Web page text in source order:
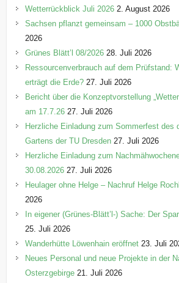
o
r
e
n
Wetterrückblick Juli 2026 2. August 2026
Sachsen pflanzt gemeinsam – 1000
2026
Grünes Blätt’l 08/2026 28. Juli 2026
Ressourcenverbrauch auf dem Prüfstand:
erträgt die Erde? 27. Juli 2026
Bericht über die Konzeptvorstellung
am 17.7.26 27. Juli 2026
Herzliche Einladung zum Sommerfest des
Gartens der TU Dresden 27. Juli 2026
Herzliche Einladung zum
30.08.2026 27. Juli 2026
Heulager ohne Helge – Nachruf Helge
2026
In eigener (Grünes-Blätt’l-) Sache: Der
25. Juli 2026
Wanderhütte Löwenhain eröffnet 23. Juli
Neues Personal und neue Projekte in der
Osterzgebirge 21. Juli 2026